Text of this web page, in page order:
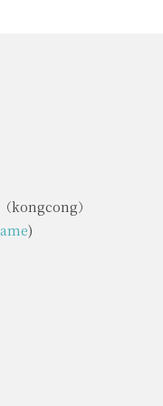
kongcong）
)